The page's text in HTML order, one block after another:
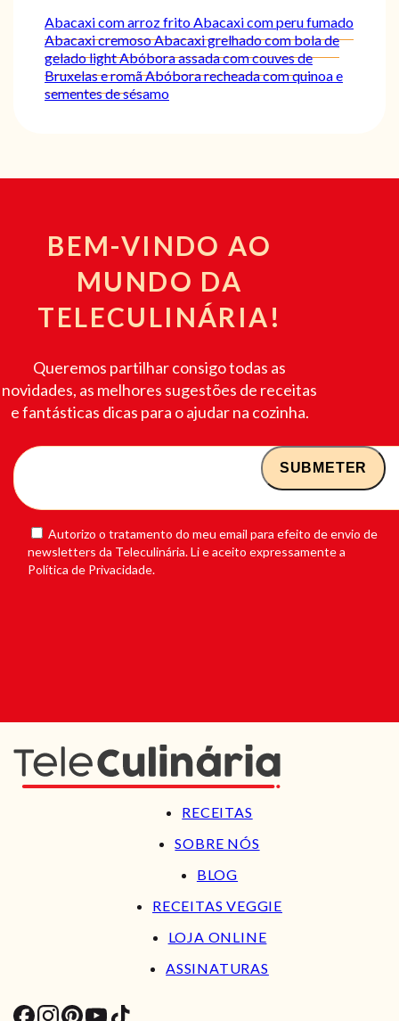
Abacaxi com arroz fritoAbacaxi com peru fumado
Abacaxi cremosoAbacaxi grelhado com bola de
gelado lightAbóbora assada com couves de
Bruxelas e romãAbóbora recheada com quinoa e
sementes de sésamo
BEM-VINDO AO
MUNDO DA
TELECULINÁRIA!
Queremos partilhar consigo todas as
novidades, as melhores sugestões de receitas
e fantásticas dicas para o ajudar na cozinha.
Autorizo o tratamento do meu email para efeito de envio de
newsletters da Teleculinária. Li e aceito expressamente a
Política de Privacidade.
RECEITAS
SOBRE NÓS
BLOG
RECEITAS VEGGIE
LOJA ONLINE
ASSINATURAS